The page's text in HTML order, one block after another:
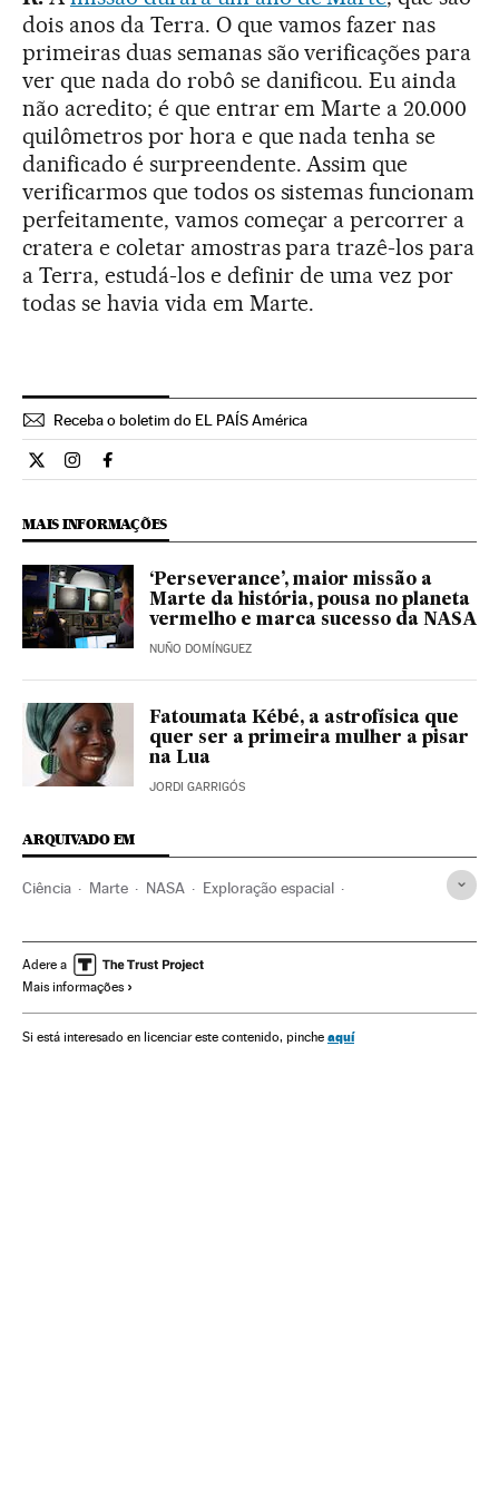
dois anos da Terra. O que vamos fazer nas
primeiras duas semanas são verificações para
ver que nada do robô se danificou. Eu ainda
não acredito; é que entrar em Marte a 20.000
quilômetros por hora e que nada tenha se
danificado é surpreendente. Assim que
verificarmos que todos os sistemas funcionam
perfeitamente, vamos começar a percorrer a
cratera e coletar amostras para trazê-los para
a Terra, estudá-los e definir de uma vez por
todas se havia vida em Marte.
Receba o boletim do EL PAÍS América
Ciencia El País Brasil en Twitter
Ciencia El País Brasil en Instagram
Ciencia El País Brasil en Facebook
MAIS INFORMAÇÕES
‘Perseverance’, maior missão a
Marte da história, pousa no planeta
vermelho e marca sucesso da NASA
NUÑO DOMÍNGUEZ
Fatoumata Kébé, a astrofísica que
quer ser a primeira mulher a pisar
na Lua
JORDI GARRIGÓS
ARQUIVADO EM
Ciência Marte NASA Exploração espacial
Sondas espaciais Universo
Adere a
Mais informações
Si está interesado en licenciar este contenido, pinche aquí